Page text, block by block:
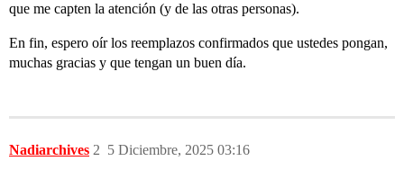
que me capten la atención (y de las otras personas).
En fin, espero oír los reemplazos confirmados que ustedes pongan,
muchas gracias y que tengan un buen día.
Nadiarchives 5 Diciembre, 2025 03:16
2